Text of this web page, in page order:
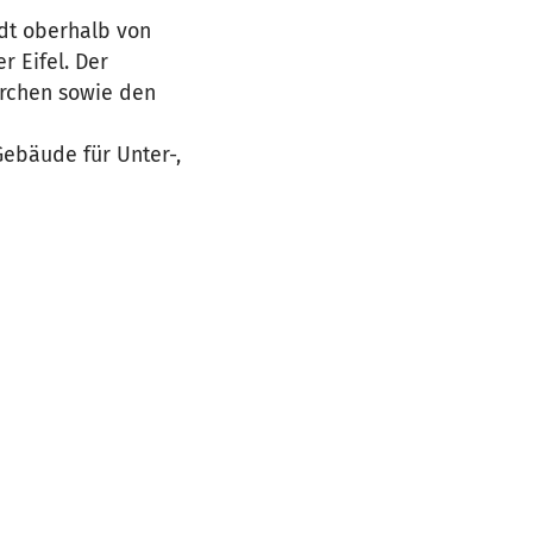
oberhalb von
Eifel. Der
sowie den
für Unter-,